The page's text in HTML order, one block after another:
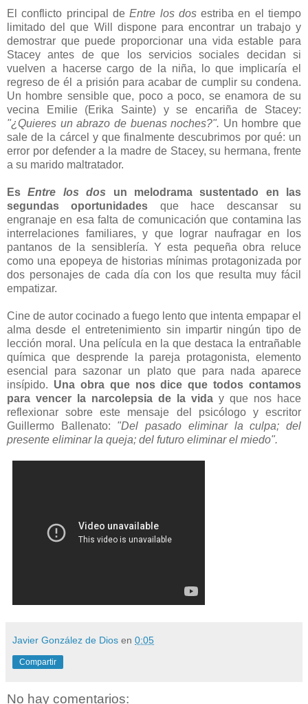
El conflicto principal deEntre los dosestriba en el tiempo
limitado del que Will dispone para encontrar un trabajo y
demostrar que puede proporcionar una vida estable para
Stacey antes de que los servicios sociales decidan si
vuelven a hacerse cargo de la niña, lo que implicaría el
regreso de él a prisión para acabar de cumplir su condena.
Un hombre sensible que, poco a poco, se enamora de su
vecina Emilie (Erika Sainte) y se encariña de Stacey:
"¿Quieres un abrazo de buenas noches?". Un hombre que
sale de la cárcel y que finalmente descubrimos por qué: un
error por defender a la madre de Stacey, su hermana, frente
a su marido maltratador.
EsEntre los dos un melodrama sustentado en las
segundas oportunidades que hace descansar su
engranaje en esa falta de comunicación que contamina las
interrelaciones familiares, y que lograr naufragar en los
pantanos de la sensiblería. Y esta pequeña obra reluce
como una epopeya de historias mínimas protagonizada por
dos personajes de cada día con los que resulta muy fácil
empatizar.
Cine de autor cocinado a fuego lento que intenta empapar el
alma desde el entretenimiento sin impartir ningún tipo de
lección moral. Una película en la que destaca la entrañable
química que desprende la pareja protagonista, elemento
esencial para sazonar un plato que para nada aparece
insípido. Una obra que nos dice que todos contamos
para vencer la narcolepsia de la vida y que nos hace
reflexionar sobre este mensaje del psicólogo y escritor
Guillermo Ballenato: "Del pasado eliminar la culpa; del
presente eliminar la queja; del futuro eliminar el miedo".
Javier González de Dios en 0:05
Compartir
No hay comentarios: